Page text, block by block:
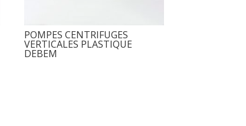
POMPES CENTRIFUGES
VERTICALES PLASTIQUE
DEBEM